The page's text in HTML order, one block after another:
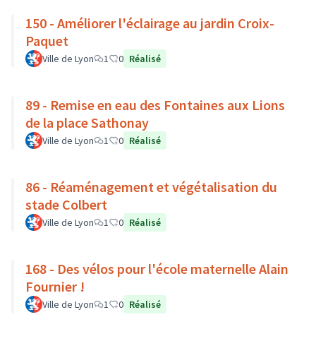
150 - Améliorer l'éclairage au jardin Croix-
Paquet
Ville de Lyon 1 0 Réalisé
89 - Remise en eau des Fontaines aux Lions
de la place Sathonay
Ville de Lyon 1 0 Réalisé
86 - Réaménagement et végétalisation du
stade Colbert
Ville de Lyon 1 0 Réalisé
168 - Des vélos pour l'école maternelle Alain
Fournier !
Ville de Lyon 1 0 Réalisé